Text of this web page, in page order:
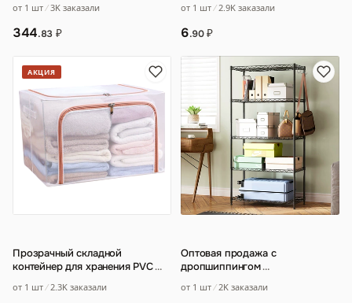
комнаты Стелла…
от 1 шт 3K заказали
344.83 ₽
от 1 шт 2.9K заказали
6.90₽
АКЦИЯ
Прозрачный складной
контейнер для хранения PVC…
от 1 шт 2.3K заказали
Оптовая продажа с
дропшиппингом…
от 1 шт 2K заказали